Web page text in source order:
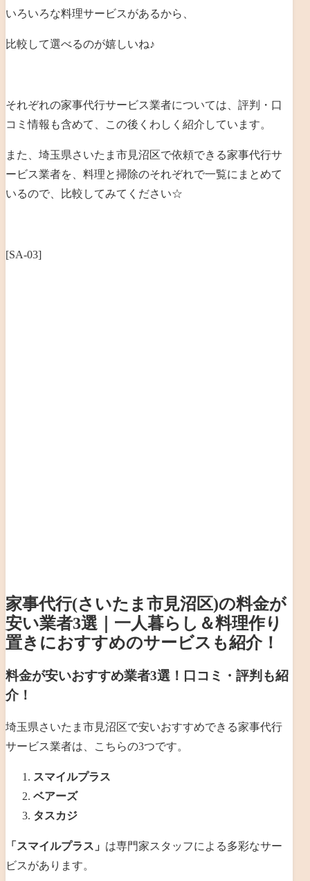
いろいろな料理サービスがあるから、
比較して選べるのが嬉しいね♪
それぞれの家事代行サービス業者については、評判・口
コミ情報も含めて、この後くわしく紹介しています。
また、埼玉県さいたま市見沼区で依頼できる家事代行サ
ービス業者を、料理と掃除のそれぞれで一覧にまとめて
いるので、比較してみてください☆
[SA-03]
家事代行(さいたま市見沼区)の料金が
安い業者3選｜一人暮らし＆料理作り
置きにおすすめのサービスも紹介！
料金が安いおすすめ業者3選！口コミ・評判も紹
介！
埼玉県さいたま市見沼区で安いおすすめできる家事代行
サービス業者は、こちらの3つです。
スマイルプラス
ベアーズ
タスカジ
「スマイルプラス」 は専門家スタッフによる多彩なサー
ビスがあります。